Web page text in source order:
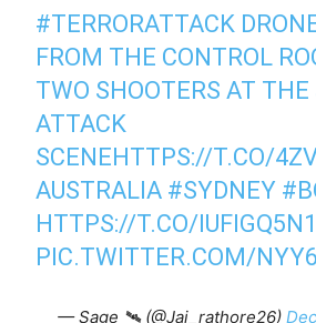
#TERRORATTACK
FROM THE CONTROL
TWO SHOOTERS AT THE
ATTACK
SCENEHTTPS://T.CO/
AUSTRALIA #SYDNEY
HTTPS://T.CO/
PIC.TWITTER.COM/
— Sage 🛰 (@Jai_rathore26)